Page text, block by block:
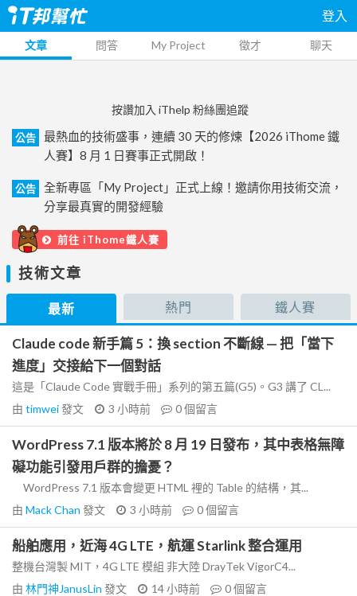
登入
文章 問答 My Project 徵才 聊天
按讚加入 iThelp 粉絲團追蹤
公告
最熱血的技術盛事，連續 30 天的修煉【2026 iThome 鐵
人賽】8 月 1 日賽事正式開啟！
公告
全新專區「My Project」正式上線！邀請你用技術交流，
分享最真實的開發經驗
前往 iThome鐵人賽
技術文章
最新 熱門 鐵人賽
Claude code 新手篇 5：換 section 不斷線 — 把「當下
進度」交接給下一個對話
這是「Claude Code 實戰手冊」系列的第五篇(G5)。G3 講了 CL...
由 timwei發文 3 小時前 0個留言
WordPress 7.1 版本將於 8 月 19 日發布，其中表格無障
礙功能引發用戶群的擔憂？
WordPress 7.1 版本會變更 HTML 裡的 Table 的結構，其...
由 Mack Chan 發文 3 小時前 0個留言
船舶應用，近海 4G LTE，航運 Starlink 整合運用
整機台灣製 MIT，4G LTE 模組 非大陸 DrayTek VigorC4...
由 林門神JanusLin 發文 14 小時前 0個留言